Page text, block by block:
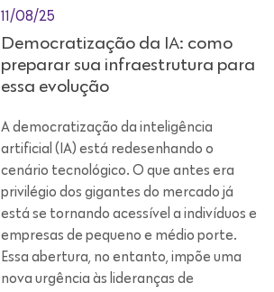
11/08/25
Democratização da IA: como
preparar sua infraestrutura para
essa evolução
A democratização da inteligência
artificial (IA) está redesenhando o
cenário tecnológico. O que antes era
privilégio dos gigantes do mercado já
está se tornando acessível a indivíduos e
empresas de pequeno e médio porte.
Essa abertura, no entanto, impõe uma
nova urgência às lideranças de